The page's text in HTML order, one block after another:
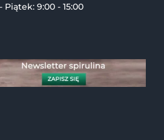
Piątek: 9:00 - 15:00